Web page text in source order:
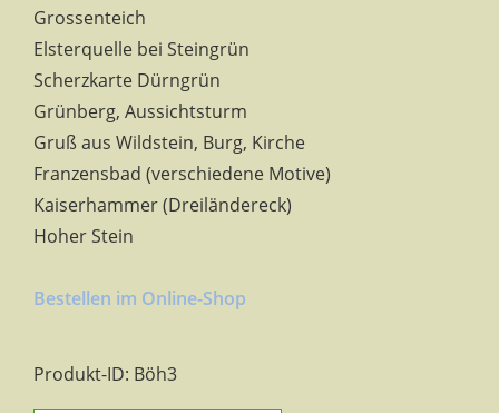
Grossenteich
Elsterquelle bei Steingrün
Scherzkarte Dürngrün
Grünberg, Aussichtsturm
Gruß aus Wildstein, Burg, Kirche
Franzensbad (verschiedene Motive)
Kaiserhammer (Dreiländereck)
Hoher Stein
Bestellen im Online-Shop
Produkt-ID: Böh3